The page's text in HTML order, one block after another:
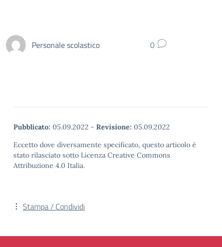
Personale scolastico 0
Pubblicato: 05.09.2022 - Revisione: 05.09.2022
Eccetto dove diversamente specificato, questo articolo è
stato rilasciato sotto Licenza Creative Commons
Attribuzione 4.0 Italia.
Stampa / Condividi